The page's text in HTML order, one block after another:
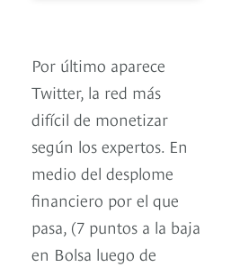
Por último aparece
Twitter, la red más
difícil de monetizar
según los expertos. En
medio del desplome
financiero por el que
pasa, (7 puntos a la baja
en Bolsa luego de